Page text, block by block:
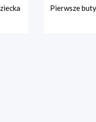
Pierwsze